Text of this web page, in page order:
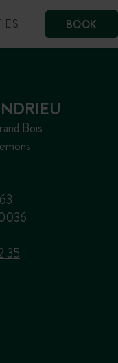
BOOK
Bois
35